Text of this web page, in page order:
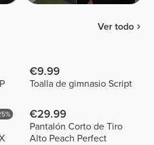
Ver todo
€9.99
Toalla de gimnasio Script
€29.99
Pantalón Corto de Tiro
Alto Peach Perfect